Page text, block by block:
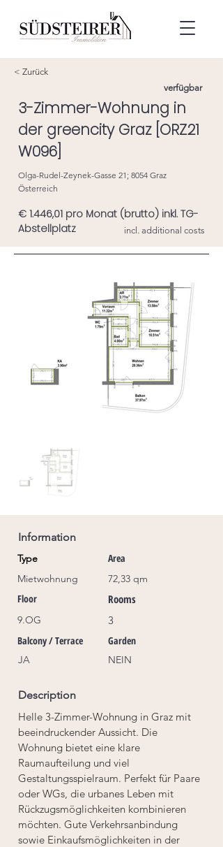
< Zurück
verfügbar
3-Zimmer-Wohnung in
der greencity Graz [ORZ21
W096]
Olga-Rudel-Zeynek-Gasse 21; 8054 Graz
Österreich
€ 1.446,01 pro Monat (brutto) inkl. TG-
Abstellplatz
incl. additional costs
Information
Type Area
Mietwohnung 72,33 qm
Floor Rooms
9.OG
Balcony / Terrace
JA
3
Garden
NEIN
Description
Helle 3-Zimmer-Wohnung in Graz mit
beeindruckender Aussicht. Die
Wohnung bietet eine klare
Raumaufteilung und viel
Gestaltungsspielraum. Perfekt für Paare
oder WGs, die urbanes Leben mit
Rückzugsmöglichkeiten kombinieren
möchten. Gute Verkehrsanbindung
sowie Einkaufsmöglichkeiten in der